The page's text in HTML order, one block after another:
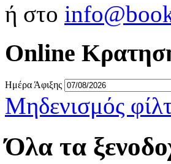
ή στο
Online
Ημέρα Άφιξης
Μηδενισμός
Όλα τα